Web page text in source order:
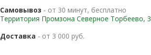
Самовывоз - от 30 минут, бесплатно
Территория Промзона Северное Торбеево, 3
Доставка - от 3 000 руб.